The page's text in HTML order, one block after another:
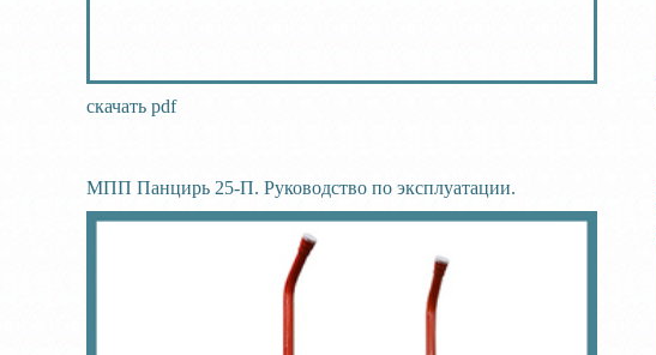
скачать pdf
МПП Панцирь 25-П. Руководство по эксплуатации.